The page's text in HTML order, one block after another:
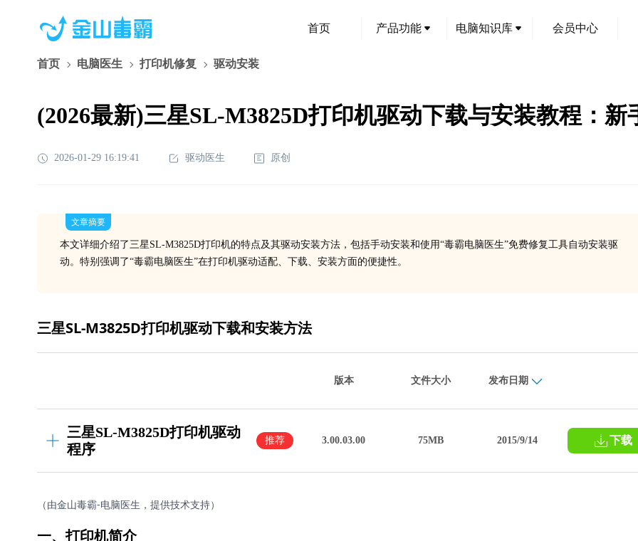
首页 产品功能 电脑知识库 会员中心
首页 电脑医生 打印机修复 驱动安装
(2026最新)三星SL-M3825D打印机驱动下载与安装教程：新
2026-01-29 16:19:41 驱动医生 原创
文章摘要
本文详细介绍了三星SL-M3825D打印机的特点及其驱动安装方法，包括手动安装和使用“毒霸电脑医生”免费修复工具自动安装驱
动。特别强调了“毒霸电脑医生”在打印机驱动适配、下载、安装方面的便捷性。
三星SL-M3825D打印机驱动下载和安装方法
版本 文件大小 发布日期
三星SL-M3825D打印机驱动
程序
推荐 3.00.03.00 75MB 2015/9/14 下载
（由金山毒霸-电脑医生，提供技术支持）
一、打印机简介